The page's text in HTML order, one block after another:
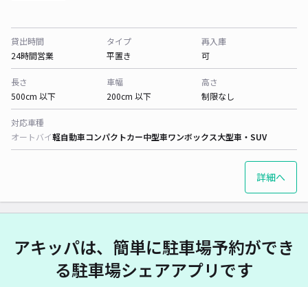
貸出時間
24時間営業
タイプ
平置き
再入庫
可
長さ
500cm 以下
車幅
200cm 以下
高さ
制限なし
対応車種
オートバイ軽自動車コンパクトカー中型車ワンボックス大型車・SUV
詳細へ
アキッパは、簡単に駐車場予約ができ
る駐車場シェアアプリです